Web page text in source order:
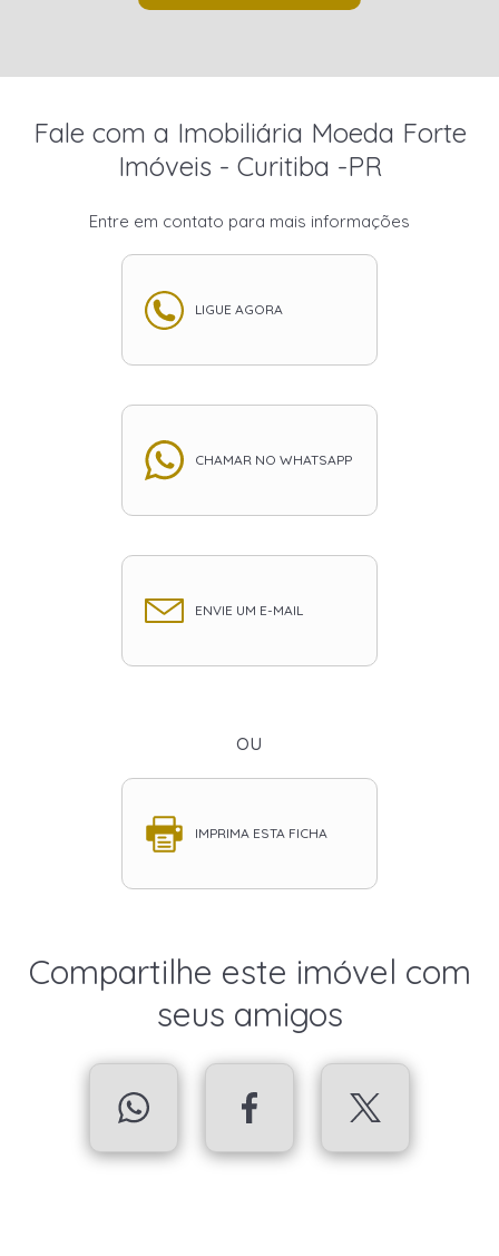
Fale com a Imobiliária Moeda Forte
Imóveis - Curitiba -PR
Entre em contato para mais informações
LIGUE AGORA
CHAMAR NO WHATSAPP
ENVIE UM E-MAIL
ou
IMPRIMA ESTA FICHA
Compartilhe este imóvel com
seus amigos